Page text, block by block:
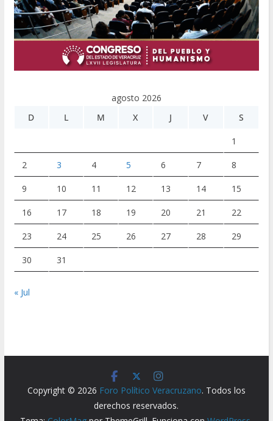
agosto 2026
D
L M X J V S
1
2 3 4 5 6 7 8
9 10 11 12 13 14 15
16 17 18 19 20 21 22
23 24 25 26 27 28 29
30 31
« Jul
Copyright © 2026 Foro Político Veracruzano. Todos los
derechos reservados.